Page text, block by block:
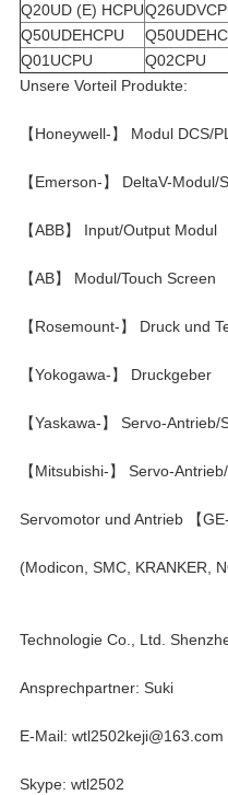
Q20UD (E) HCPU
Q50UDEHCPU
Q01UCPU
Q02CPU
Unsere Vorteil Produkte:
【Honeywell-】 Modul DCS/
【Emerson-】 DeltaV-Modul/
【ABB】 Input/Output Modul
【AB】 Modul/Touch Screen
【Rosemount-】 Druck und
【Yokogawa-】 Druckgeber
【Yaskawa-】 Servo-Antrieb/
【Mitsubishi-】 Servo-
Servomotor und Antrieb 【
(Modicon, SMC, KRANKER,
Technologie Co., Ltd.
Ansprechpartner: Suki
E-Mail: wtl2502keji@163.com
Skype: wtl2502